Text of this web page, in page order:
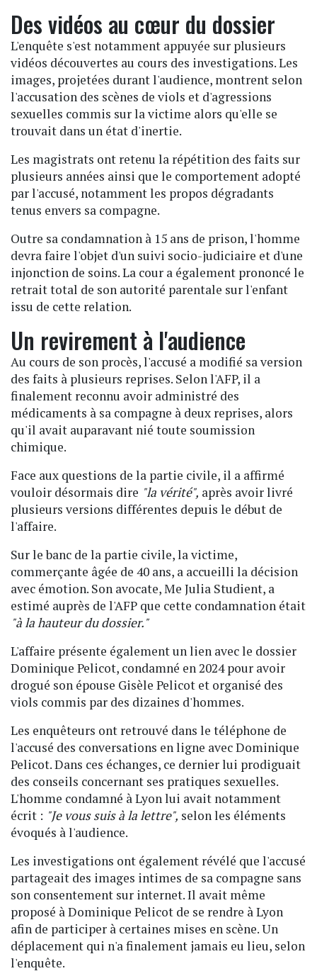
Des vidéos au cœur du dossier
L'enquête s'est notamment appuyée sur plusieurs
vidéos découvertes au cours des investigations. Les
images, projetées durant l'audience, montrent selon
l'accusation des scènes de viols et d'agressions
sexuelles commis sur la victime alors qu'elle se
trouvait dans un état d'inertie.
Les magistrats ont retenu la répétition des faits sur
plusieurs années ainsi que le comportement adopté
par l'accusé, notamment les propos dégradants
tenus envers sa compagne.
Outre sa condamnation à 15 ans de prison, l'homme
devra faire l'objet d'un suivi socio-judiciaire et d'une
injonction de soins. La cour a également prononcé le
retrait total de son autorité parentale sur l'enfant
issu de cette relation.
Un revirement à l'audience
Au cours de son procès, l'accusé a modifié sa version
des faits à plusieurs reprises. Selon l'AFP, il a
finalement reconnu avoir administré des
médicaments à sa compagne à deux reprises, alors
qu'il avait auparavant nié toute soumission
chimique.
Face aux questions de la partie civile, il a affirmé
vouloir désormais dire "la vérité", après avoir livré
plusieurs versions différentes depuis le début de
l'affaire.
Sur le banc de la partie civile, la victime,
commerçante âgée de 40 ans, a accueilli la décision
avec émotion. Son avocate, Me Julia Studient, a
estimé auprès de l'AFP que cette condamnation était
"à la hauteur du dossier."
L'affaire présente également un lien avec le dossier
Dominique Pelicot, condamné en 2024 pour avoir
drogué son épouse Gisèle Pelicot et organisé des
viols commis par des dizaines d'hommes.
Les enquêteurs ont retrouvé dans le téléphone de
l'accusé des conversations en ligne avec Dominique
Pelicot. Dans ces échanges, ce dernier lui prodiguait
des conseils concernant ses pratiques sexuelles.
L'homme condamné à Lyon lui avait notamment
écrit : "Je vous suis à la lettre", selon les éléments
évoqués à l'audience.
Les investigations ont également révélé que l'accusé
partageait des images intimes de sa compagne sans
son consentement sur internet. Il avait même
proposé à Dominique Pelicot de se rendre à Lyon
afin de participer à certaines mises en scène. Un
déplacement qui n'a finalement jamais eu lieu, selon
l'enquête.